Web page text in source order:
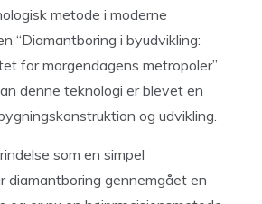
metode i moderne
“Diamantboring i byudvikling:
for morgendagens metropoler”
denne teknologi er blevet en
og udvikling.
som en simpel
diamantboring gennemgået en